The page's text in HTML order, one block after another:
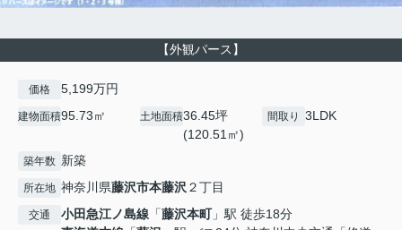
【外観パース】
価格 5,199万円
建物面積95.73㎡ 土地面積36.45坪
(120.51㎡)
間取り 3LDK
築年数 新築
所在地 神奈川県藤沢市本藤沢２丁目
交通 小田急江ノ島線 「藤沢本町」駅 徒歩18分